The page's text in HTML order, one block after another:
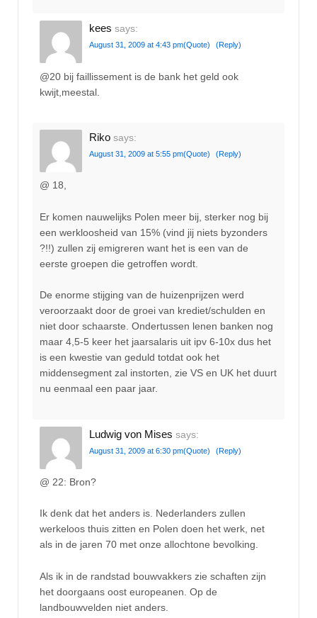
kees says:
August 31, 2009 at 4:43 pm(Quote) (Reply)
@20 bij faillissement is de bank het geld ook
kwijt,meestal.
Riko says:
August 31, 2009 at 5:55 pm(Quote) (Reply)
@ 18,
Er komen nauwelijks Polen meer bij, sterker nog bij
een werkloosheid van 15% (vind jij niets byzonders
?!!) zullen zij emigreren want het is een van de
eerste groepen die getroffen wordt.
De enorme stijging van de huizenprijzen werd
veroorzaakt door de groei van krediet/schulden en
niet door schaarste. Ondertussen lenen banken nog
maar 4,5-5 keer het jaarsalaris uit ipv 6-10x dus het
is een kwestie van geduld totdat ook het
middensegment zal instorten, zie VS en UK het duurt
nu eenmaal een paar jaar.
Ludwig von Mises says:
August 31, 2009 at 6:30 pm(Quote) (Reply)
@ 22: Bron?
Ik denk dat het anders is. Nederlanders zullen
werkeloos thuis zitten en Polen doen het werk, net
als in de jaren 70 met onze allochtone bevolking.
Als ik in de randstad bouwvakkers zie schaften zijn
het doorgaans oost europeanen. Op de
landbouwvelden niet anders.